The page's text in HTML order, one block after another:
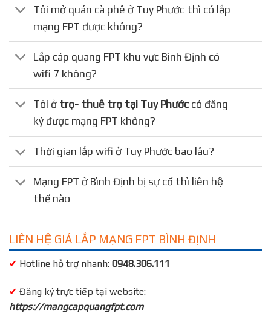
Tôi mở quán cà phê ở Tuy Phước thì có lắp
mạng FPT được không?
Lắp cáp quang FPT khu vực Bình Định có
wifi 7 không?
Tôi ở trọ- thuê trọ tại Tuy Phướccó đăng
ký được mạng FPT không?
Thời gian lắp wifi ở Tuy Phước bao lâu?
Mạng FPT ở Bình Định bị sự cố thì liên hệ
thế nào
LIÊN HỆ GIÁ LẮP MẠNG FPT BÌNH ĐỊNH
✔ Hotline hỗ trợ nhanh: 0948.306.111
✔ Đăng ký trực tiếp tại website:
https://mangcapquangfpt.com